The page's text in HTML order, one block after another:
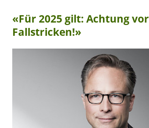
«Für 2025 gilt: Achtung vor
Fallstricken!»